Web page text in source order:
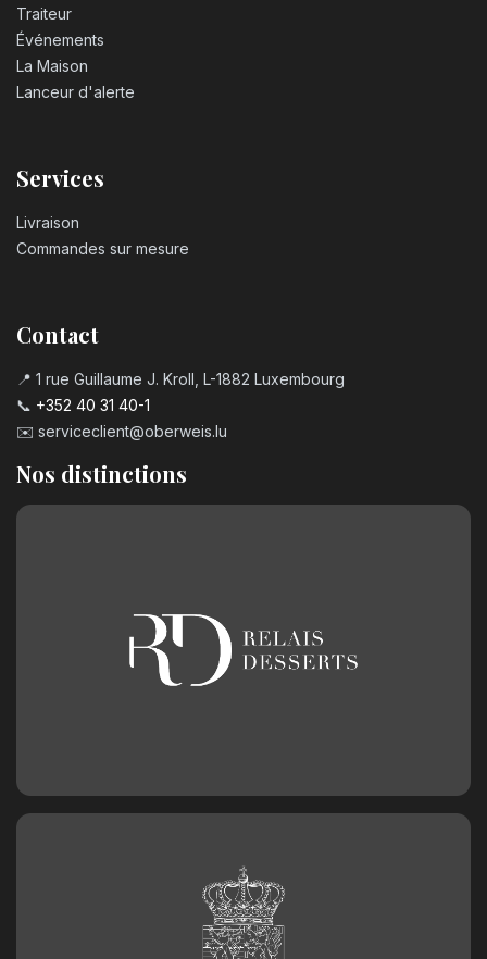
Traiteur
Événements
La Maison
Lanceur d'alerte
Services
Livraison
Commandes sur mesure
Contact
📍 1 rue Guillaume J. Kroll, L-1882 Luxembourg
📞 +352 40 31 40-1
✉️ serviceclient@oberweis.lu
Nos distinctions